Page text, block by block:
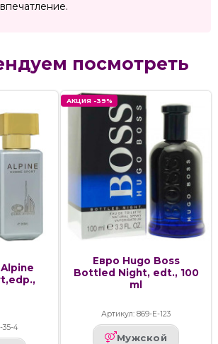
посмотреть
35-4
АКЦИЯ -39%
Евро Hugo Boss
Bottled Night, edt., 100
ml
Артикул: 869-Е-123
Мужской